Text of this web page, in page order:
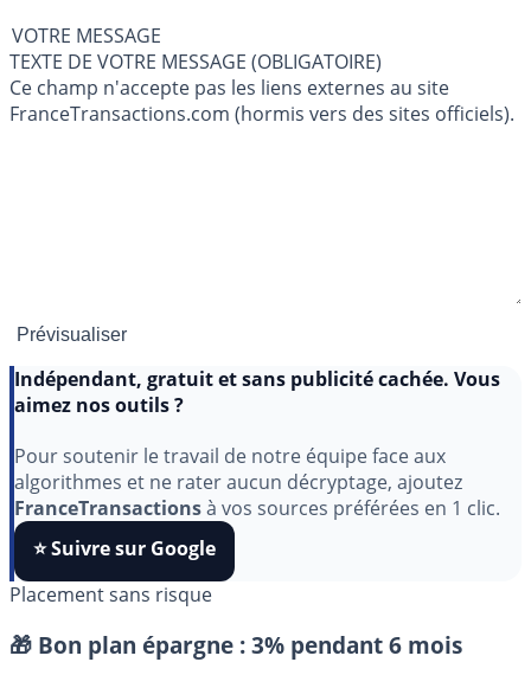
VOTRE MESSAGE
TEXTE DE VOTRE MESSAGE (OBLIGATOIRE)
Ce champ n'accepte pas les liens externes au site
FranceTransactions.com (hormis vers des sites officiels).
aimez nos outils ?
Pour soutenir le travail de notre équipe face aux
algorithmes et ne rater aucun décryptage, ajoutez
FranceTransactionsà vos sources préférées en 1 clic.
⭐️ Suivre sur Google
Placement sans risque